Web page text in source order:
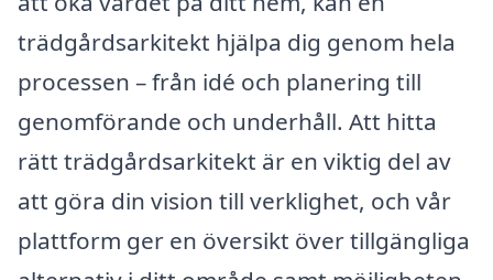
trädgårdsarkitekt hjälpa dig genom hela
processen – från idé och planering till
genomförande och underhåll. Att hitta
rätt trädgårdsarkitekt är en viktig del av
att göra din vision till verklighet, och vår
plattform ger en översikt över tillgängliga